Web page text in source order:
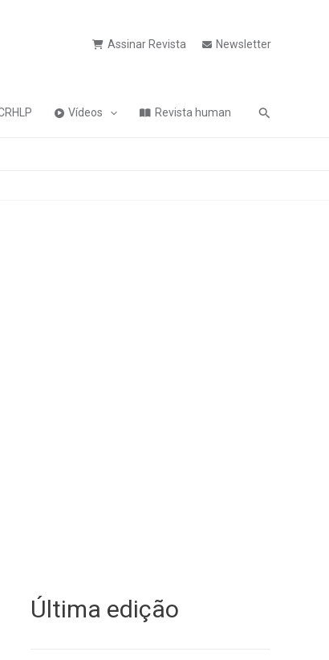
Assinar Revista Newsletter
Vídeos Revista human Pesquisa
Última edição